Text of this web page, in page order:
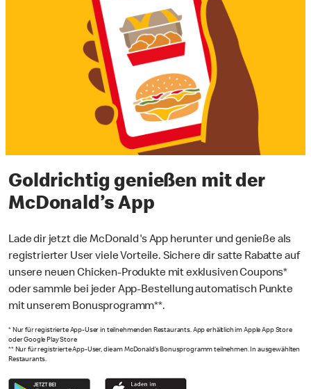
Goldrichtig genießen mit der
McDonald’s App
Lade dir jetzt die McDonald's App herunter und genieße als
registrierter User viele Vorteile. Sichere dir satte Rabatte auf
unsere neuen Chicken-Produkte mit exklusiven Coupons*
oder sammle bei jeder App-Bestellung automatisch Punkte
mit unserem Bonusprogramm**.
* Nur für registrierte App-User in teilnehmenden Restaurants. App erhältlich im Apple App Store
oder Google Play Store
** Nur für registrierte App-User, die am McDonald‘s Bonusprogramm teilnehmen. In ausgewählten
Restaurants.